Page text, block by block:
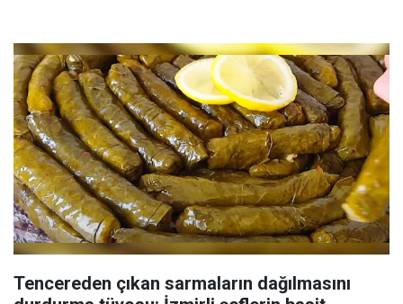
Tencereden çıkan sarmaların dağılmasını